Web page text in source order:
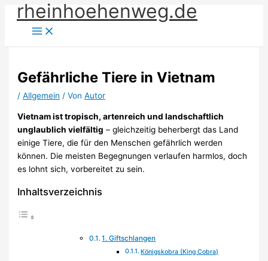
Zum
Inhalt
springen
rheinhoehenweg.de
Gefährliche Tiere in Vietnam
/Allgemein / VonAutor
Vietnam ist tropisch, artenreich und landschaftlich
unglaublich vielfältig – gleichzeitig beherbergt das Land
einige Tiere, die für den Menschen gefährlich werden
können. Die meisten Begegnungen verlaufen harmlos, doch
es lohnt sich, vorbereitet zu sein.
Inhaltsverzeichnis
1. Giftschlangen
Königskobra (King Cobra)